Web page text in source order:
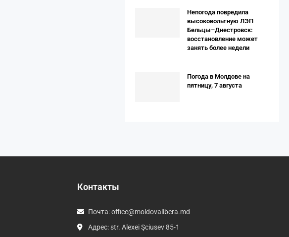
Непогода повредила
высоковольтную ЛЭП
Бельцы–Днестровск:
восстановление может
занять более недели
Погода в Молдове на
пятницу, 7 августа
Контакты
Почта:office@moldovalibera.md
Адрес: str. Alexei Şciusev 85-1